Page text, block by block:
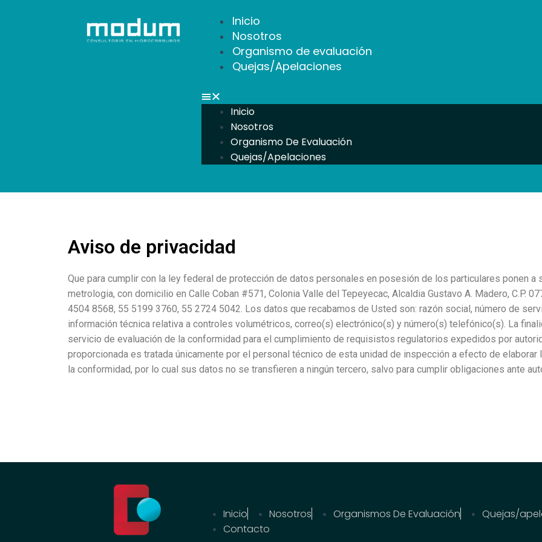
Inicio
Nosotros
Organismo de evaluación
Quejas/Apelaciones
Inicio
Nosotros
Organismo De Evaluación
Quejas/Apelaciones
Aviso de privacidad
Que para cumplir con la ley federal de protección de datos personales en posesión de los particulares ponen a
metrologia, con domicilio en Calle Coban #571, Colonia Valle del Tepeyecac, Alcaldia Gustavo A. Madero, C.P.
4504 8568, 55 5199 3760, 55 2724 5042. Los datos que recabamos de Usted son: razón social, número de
información técnica relativa a controles volumétricos, correo(s) electrónico(s) y número(s) telefónico(s). La
servicio de evaluación de la conformidad para el cumplimiento de requisistos regulatorios expedidos por
proporcionada es tratada únicamente por el personal técnico de esta unidad de inspección a efecto de
la conformidad, por lo cual sus datos no se transfieren a ningún tercero, salvo para cumplir obligaciones ante
Inicio Nosotros Organismos De Evaluación
Quejas/
Contacto